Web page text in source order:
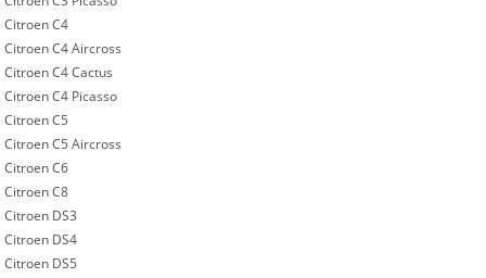
Citroen C4
Citroen C4 Aircross
Citroen C4 Cactus
Citroen C4 Picasso
Citroen C5
Citroen C5 Aircross
Citroen C6
Citroen C8
Citroen DS3
Citroen DS4
Citroen DS5